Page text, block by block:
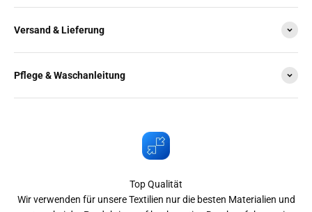
Versand & Lieferung
Pflege & Waschanleitung
Top Qualität
Wir verwenden für unsere Textilien nur die besten Materialien und